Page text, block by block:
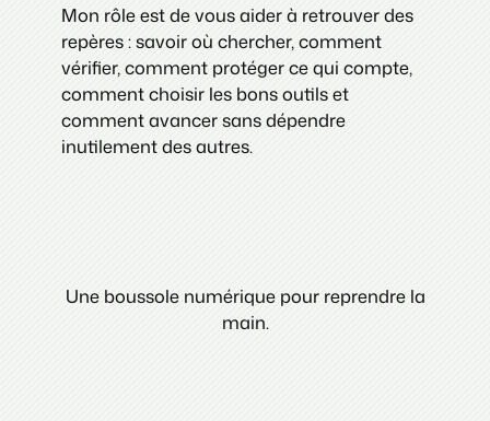
Mon rôle est de vous aider à retrouver des
repères : savoir où chercher, comment
vérifier, comment protéger ce qui compte,
comment choisir les bons outils et
comment avancer sans dépendre
inutilement des autres.
Une boussole numérique pour reprendre la
main.